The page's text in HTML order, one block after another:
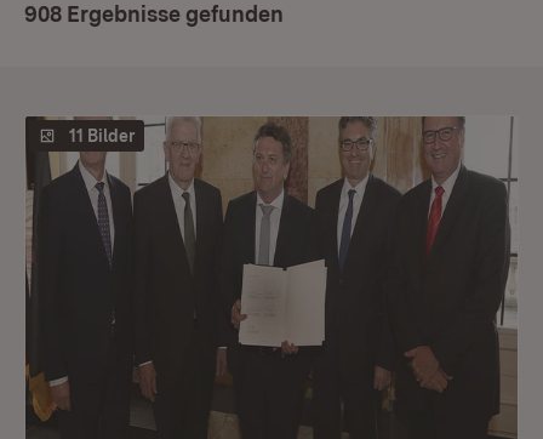
908 Ergebnisse gefunden
11 Bilder